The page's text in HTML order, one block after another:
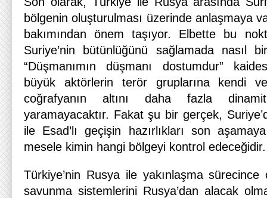
bölgenin oluşturulması üzerinde anlaşmaya
bakımından önem taşıyor. Elbette bu
Suriye’nin bütünlüğünü sağlamada nasıl
“Düşmanımın düşmanı dostumdur”
büyük aktörlerin terör gruplarına kendi
coğrafyanın altını daha fazla
yaramayacaktır. Fakat şu bir gerçek,
ile Esad’lı geçişin hazırlıkları son
mesele kimin hangi bölgeyi kontrol edeceğidir.
Türkiye’nin Rusya ile yakınlaşma
savunma sistemlerini Rusya’dan alacak